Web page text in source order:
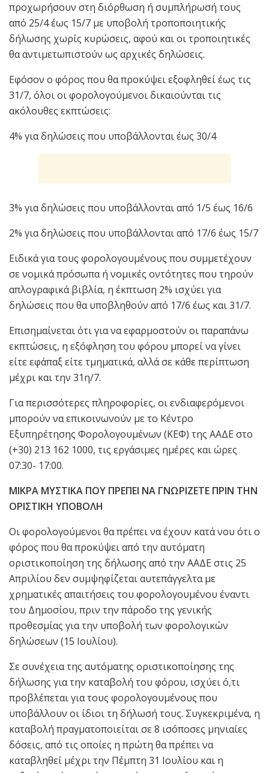
προχωρήσουν στη διόρθωση ή συμπλήρωσή τους
από 25/4 έως 15/7 με υποβολή τροποποιητικής
δήλωσης χωρίς κυρώσεις, αφού και οι τροποιητικές
θα αντιμετωπιστούν ως αρχικές δηλώσεις.
Εφόσον ο φόρος που θα προκύψει εξοφληθεί έως τις
31/7, όλοι οι φορολογούμενοι δικαιούνται τις
ακόλουθες εκπτώσεις:
4% για δηλώσεις που υποβάλλονται έως 30/4
3% για δηλώσεις που υποβάλλονται από 1/5 έως 16/6
2% για δηλώσεις που υποβάλλονται από 17/6 έως 15/7
Ειδικά για τους φορολογουμένους που συμμετέχουν
σε νομικά πρόσωπα ή νομικές οντότητες που τηρούν
απλογραφικά βιβλία, η έκπτωση 2% ισχύει για
δηλώσεις που θα υποβληθούν από 17/6 έως και 31/7.
Επισημαίνεται ότι για να εφαρμοστούν οι παραπάνω
εκπτώσεις, η εξόφληση του φόρου μπορεί να γίνει
είτε εφάπαξ είτε τμηματικά, αλλά σε κάθε περίπτωση
μέχρι και την 31η/7.
Για περισσότερες πληροφορίες, οι ενδιαφερόμενοι
μπορούν να επικοινωνούν με το Κέντρο
Εξυπηρέτησης Φορολογουμένων (ΚΕΦ) της ΑΑΔΕ στο
(+30) 213 162 1000, τις εργάσιμες ημέρες και ώρες
07:30- 17:00.
ΜΙΚΡΑ ΜΥΣΤΙΚΑ ΠΟΥ ΠΡΕΠΕΙ ΝΑ ΓΝΩΡΙΖΕΤΕ ΠΡΙΝ ΤΗΝ
ΟΡΙΣΤΙΚΗ ΥΠΟΒΟΛΗ
Οι φορολογούμενοι θα πρέπει να έχουν κατά νου ότι ο
φόρος που θα προκύψει από την αυτόματη
οριστικοποίηση της δήλωσης από την ΑΑΔΕ στις 25
Απριλίου δεν συμψηφίζεται αυτεπάγγελτα με
χρηματικές απαιτήσεις του φορολογουμένου έναντι
του Δημοσίου, πριν την πάροδο της γενικής
προθεσμίας για την υποβολή των φορολογικών
δηλώσεων (15 Ιουλίου).
Σε συνέχεια της αυτόματης οριστικοποίησης της
δήλωσης για την καταβολή του φόρου, ισχύει ό,τι
προβλέπεται για τους φορολογουμένους που
υποβάλλουν οι ίδιοι τη δήλωσή τους. Συγκεκριμένα, η
καταβολή πραγματοποιείται σε 8 ισόποσες μηνιαίες
δόσεις, από τις οποίες η πρώτη θα πρέπει να
καταβληθεί μέχρι την Πέμπτη 31 Ιουλίου και η